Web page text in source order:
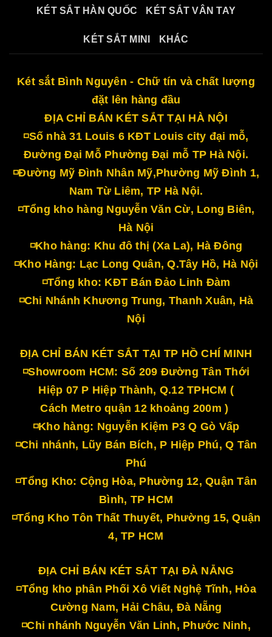
KÉT SẮT HÀN QUỐC KÉT SẮT VÂN TAY
KÉT SẮT MINI KHÁC
Két sắt Bình Nguyên - Chữ tín và chất lượng
đặt lên hàng đầu
ĐỊA CHỈ BÁN KÉT SẮT TẠI HÀ NỘI
◽Số nhà 31 Louis 6 KĐT Louis city đại mỗ,
Đường Đại Mỗ Phường Đại mỗ TP Hà Nội.
◽Đường Mỹ Đình Nhân Mỹ,Phường Mỹ Đình 1,
Nam Từ Liêm, TP Hà Nội.
◽Tổng kho hàng Nguyễn Văn Cừ, Long Biên,
Hà Nội
◽Kho hàng: Khu đô thị (Xa La), Hà Đông
◽Kho Hàng: Lạc Long Quân, Q.Tây Hồ, Hà Nội
◽Tổng kho: KĐT Bán Đảo Linh Đàm
◽Chi Nhánh Khương Trung, Thanh Xuân, Hà
Nội
ĐỊA CHỈ BÁN KÉT SẮT TẠI TP HỒ CHÍ MINH
◽Showroom HCM: Số 209 Đường Tân Thới
Hiệp 07 P Hiệp Thành, Q.12 TPHCM (
Cách Metro quận 12 khoảng 200m )
◽Kho hàng: Nguyễn Kiệm P3 Q Gò Vấp
◽Chi nhánh, Lũy Bán Bích, P Hiệp Phú, Q Tân
Phú
◽Tổng Kho: Cộng Hòa, Phường 12, Quận Tân
Bình, TP HCM
◽Tổng Kho Tôn Thất Thuyết, Phường 15, Quận
4, TP HCM
ĐỊA CHỈ BÁN KÉT SẮT TẠI ĐÀ NẴNG
◽Tổng kho phân Phối Xô Viết Nghệ Tĩnh, Hòa
Cường Nam, Hải Châu, Đà Nẵng
◽Chi nhánh Nguyễn Văn Linh, Phước Ninh,